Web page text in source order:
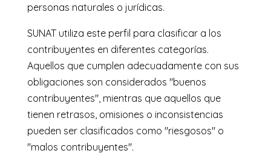
personas naturales o jurídicas.
SUNAT utiliza este perfil para clasificar a los
contribuyentes en diferentes categorías.
Aquellos que cumplen adecuadamente con sus
obligaciones son considerados "buenos
contribuyentes", mientras que aquellos que
tienen retrasos, omisiones o inconsistencias
pueden ser clasificados como "riesgosos" o
"malos contribuyentes".